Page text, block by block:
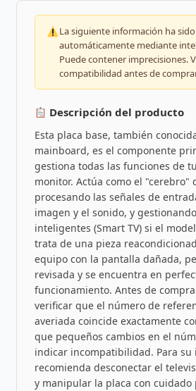
La siguiente información ha
automáticamente mediante
Puede contener imprecisiones.
compatibilidad antes de
Descripción del producto
Esta placa base, también
mainboard, es el componente
gestiona todas las funciones de
monitor. Actúa como el "cerebro"
procesando las señales de
imagen y el sonido, y
inteligentes (Smart TV) si el
trata de una pieza
equipo con la pantalla dañada,
revisada y se encuentra en
funcionamiento. Antes de
verificar que el número de
averiada coincide exactamente
que pequeños cambios en el
indicar incompatibilidad. Para su
recomienda desconectar el
y manipular la placa con cuidado